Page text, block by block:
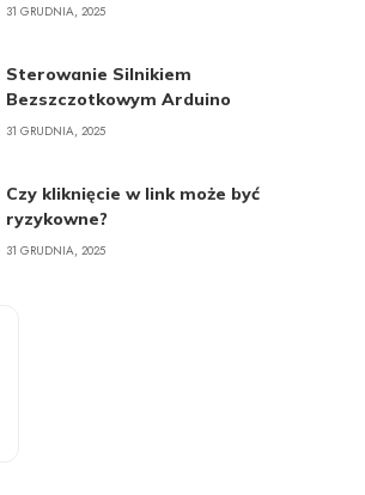
31 GRUDNIA, 2025
Sterowanie Silnikiem
Bezszczotkowym Arduino
31 GRUDNIA, 2025
Czy kliknięcie w link może być
ryzykowne?
31 GRUDNIA, 2025